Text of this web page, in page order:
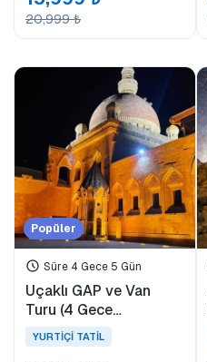
20,999 ₺
Popüler
Süre 4 Gece 5 Gün
Uçaklı GAP ve Van
Turu (4 Gece
Konaklamalı)
YURTİÇİ TATİL